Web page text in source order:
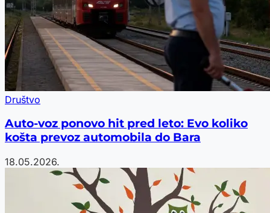
Društvo
Auto-voz ponovo hit pred leto: Evo koliko
košta prevoz automobila do Bara
18.05.2026.